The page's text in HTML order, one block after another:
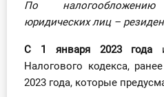
По
юридических лиц –
С 1 января 2023 года
Налогового кодекса,
2023 года, которые